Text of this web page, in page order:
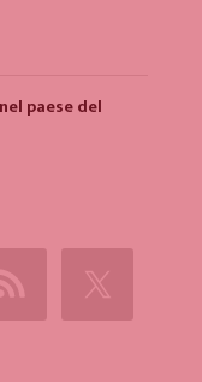
paese del